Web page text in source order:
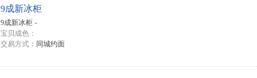
9成新冰柜
9成新冰柜 -
宝贝成色：
交易方式： 同城约面